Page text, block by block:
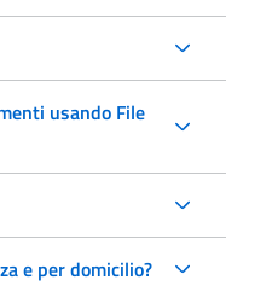
usando File
e per domicilio?